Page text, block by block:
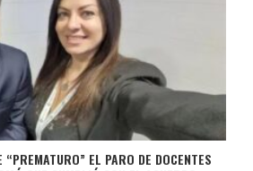
EL PARO DE DOCENTES